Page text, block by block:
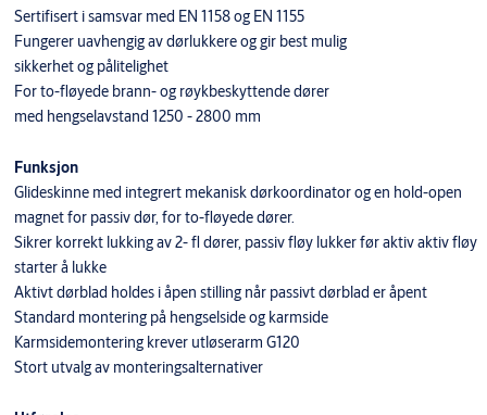
Sertifisert i samsvar med EN 1158 og EN 1155
Fungerer uavhengig av dørlukkere og gir best mulig
sikkerhet og pålitelighet
For to-fløyede brann- og røykbeskyttende dører
med hengselavstand 1250 - 2800 mm
Funksjon
Glideskinne med integrert mekanisk dørkoordinator og en hold-open
magnet for passiv dør, for to-fløyede dører.
Sikrer korrekt lukking av 2- fl dører, passiv fløy lukker før aktiv aktiv fløy
starter å lukke
Aktivt dørblad holdes i åpen stilling når passivt dørblad er åpent
Standard montering på hengselside og karmside
Karmsidemontering krever utløserarm G120
Stort utvalg av monteringsalternativer